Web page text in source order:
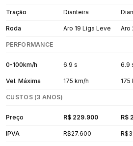
Tração Dianteira
Roda Aro 19 Liga Leve Aro
PERFORMANCE
0-100km/h 6.9 s 6.9
Vel. Máxima 175 km/h 175
CUSTOS (3 ANOS)
Preço R$ 229.900 R$
IPVA R$27.600